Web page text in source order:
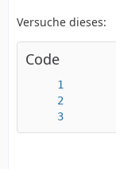
Versuche dieses:
Code